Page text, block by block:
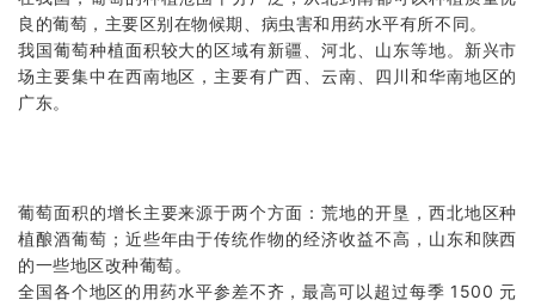
良的葡萄，主要区别在物候期、病虫害和用药水平有所不同。
我国葡萄种植面积较大的区域有新疆、河北、山东等地。新兴市
场主要集中在西南地区，主要有广西、云南、四川和华南地区的
广东。
葡萄面积的增长主要来源于两个方面：荒地的开垦，西北地区种
植酿酒葡萄；近些年由于传统作物的经济收益不高，山东和陕西
的一些地区改种葡萄。
全国各个地区的用药水平参差不齐，最高可以超过每季 1500 元